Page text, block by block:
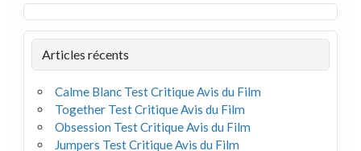
Articles récents
Calme Blanc Test Critique Avis du Film
Together Test Critique Avis du Film
Obsession Test Critique Avis du Film
Jumpers Test Critique Avis du Film